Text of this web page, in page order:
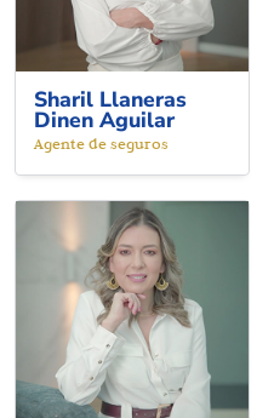
Sharil Llaneras
Dinen Aguilar
Agente de seguros